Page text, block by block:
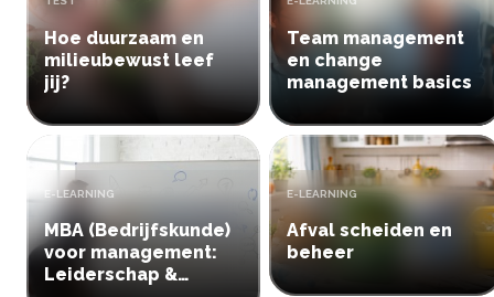
Hoe duurzaam en
milieubewust leef
jij?
Team management
en change
management basics
MBA (Bedrijfskunde)
voor management:
Leiderschap &
TYPE:
E-LEARNING
Afval scheiden en
beheer
TYPE:
E-LEARNING